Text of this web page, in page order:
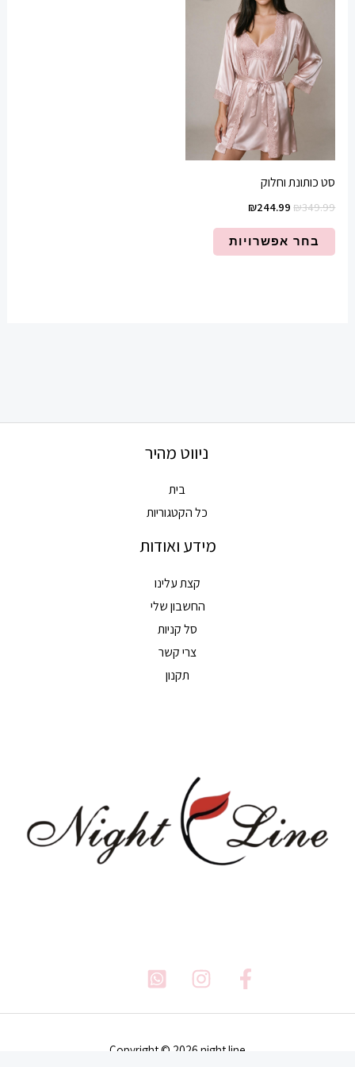
סט כותונת וחלוק
₪349.99
₪349.99.
₪244.99
₪244.99.
בחר אפשרויות
האפשרויות
ניווט מהיר
בית
כל הקטגוריות
מידע ואודות
קצת עלינו
החשבון שלי
סל קניות
צרי קשר
תקנון
Copyright © 2026 night line